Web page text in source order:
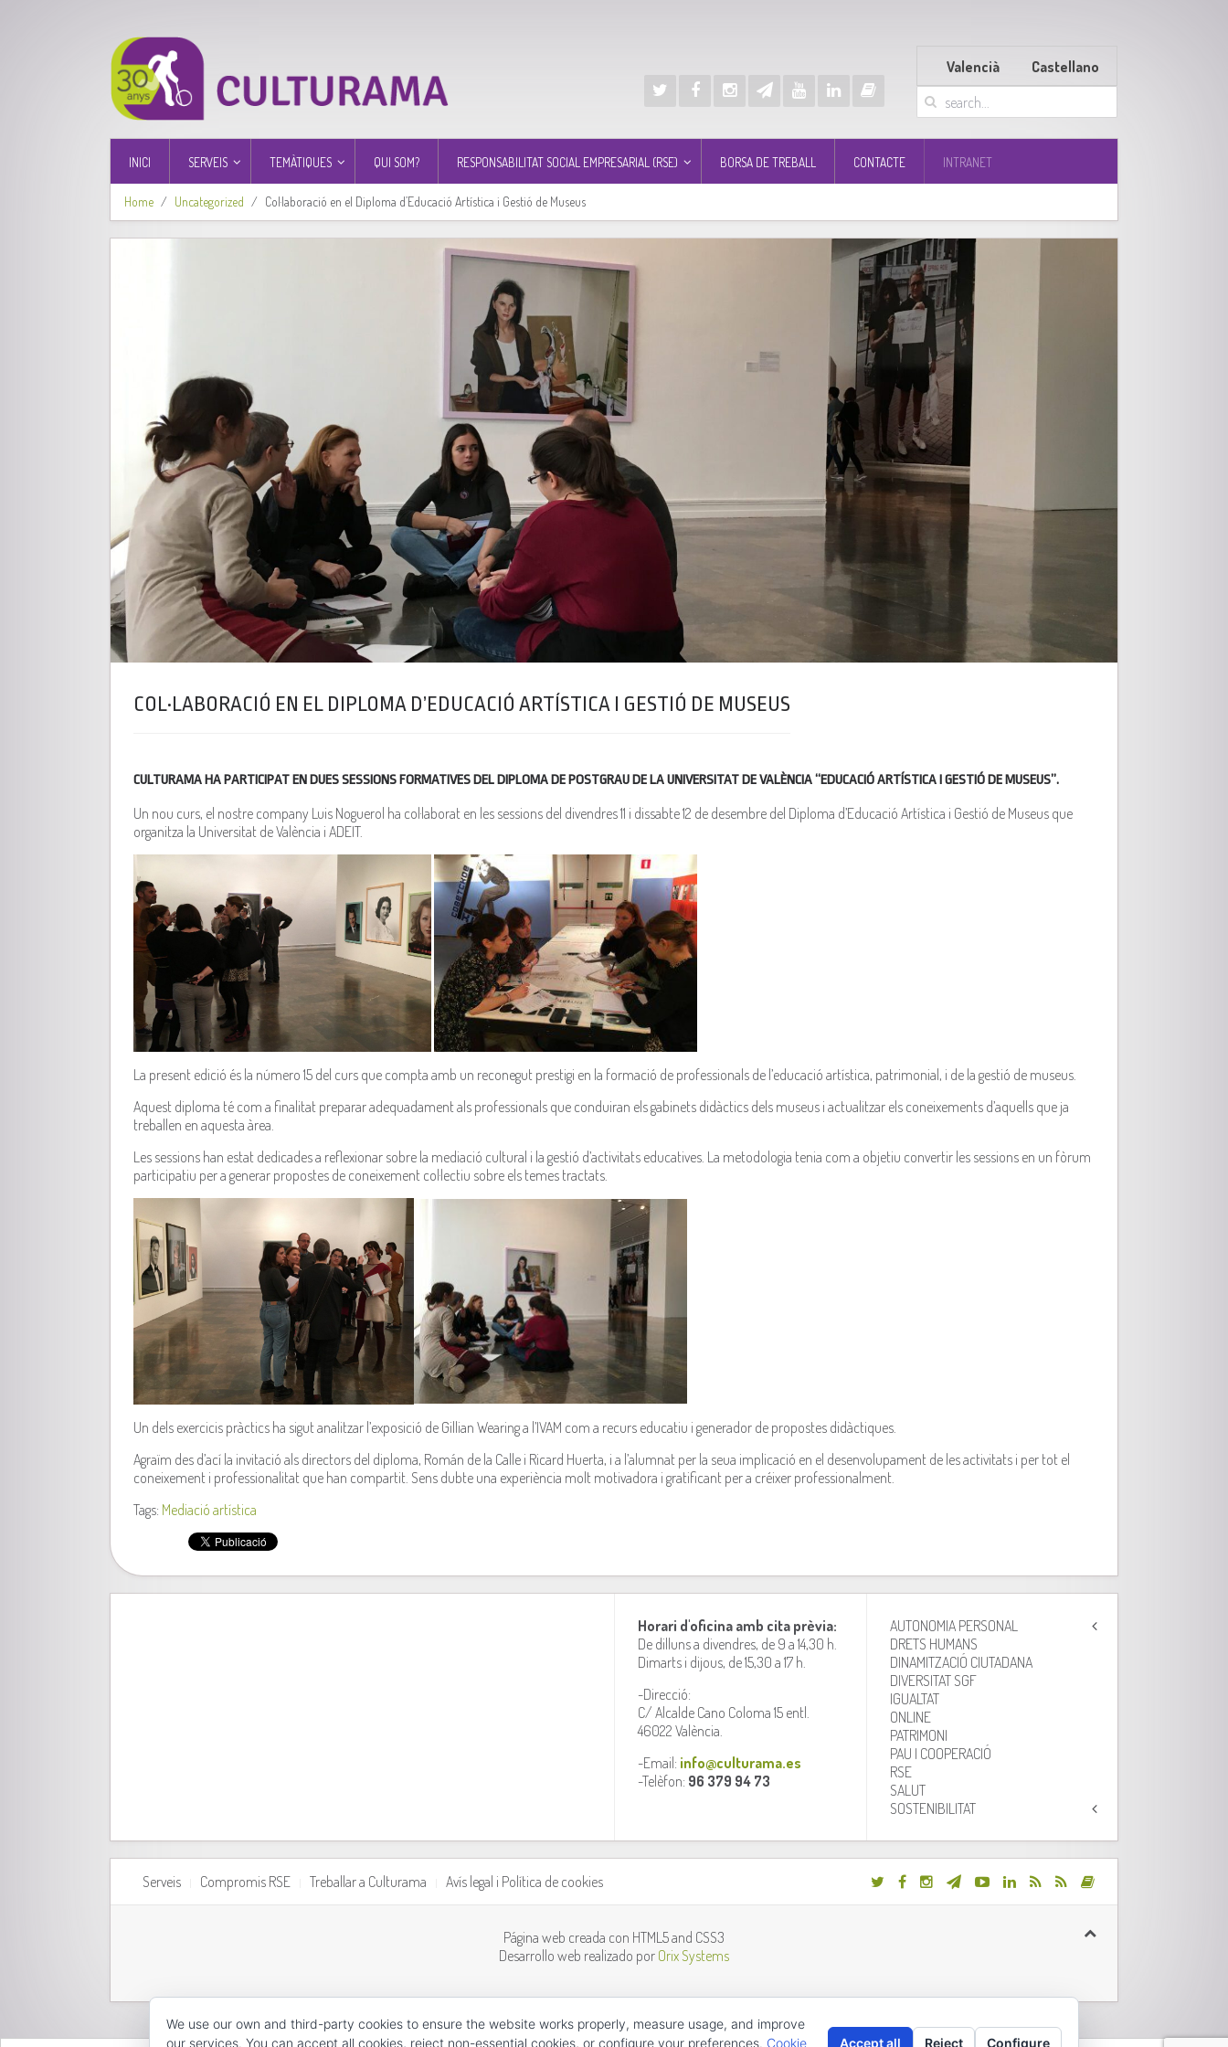
Valencià Castellano
INICI SERVEIS TEMÀTIQUES QUI SOM? RESPONSABILITAT SOCIAL EMPRESARIAL (RSE) BORSA DE TREBALL CONTACTE INTRANET
Home Uncategorized Col·laboració en el Diploma d’Educació Artística i Gestió de Museus
COL·LABORACIÓ EN EL DIPLOMA D’EDUCACIÓ ARTÍSTICA I GESTIÓ DE MUSEUS
CULTURAMA HA PARTICIPAT EN DUES SESSIONS FORMATIVES DEL DIPLOMA DE POSTGRAU DE LA UNIVERSITAT DE VALÈNCIA “EDUCACIÓ ARTÍSTICA I GESTIÓ DE MUSEUS”.
Un nou curs, el nostre company Luis Noguerol ha col·laborat en les sessions del divendres 11 i dissabte 12 de desembre del Diploma d’Educació Artística i Gestió de Museus que
organitza la Universitat de València i ADEIT.
La present edició és la número 15 del curs que compta amb un reconegut prestigi en la formació de professionals de l’educació artística, patrimonial, i de la gestió de museus.
Aquest diploma té com a finalitat preparar adequadament als professionals que conduiran els gabinets didàctics dels museus i actualitzar els coneixements d’aquells que ja
treballen en aquesta àrea.
Les sessions han estat dedicades a reflexionar sobre la mediació cultural i la gestió d’activitats educatives. La metodologia tenia com a objetiu convertir les sessions en un fòrum
participatiu per a generar propostes de coneixement col·lectiu sobre els temes tractats.
Un dels exercicis pràctics ha sigut analitzar l’exposició de Gillian Wearing a l’IVAM com a recurs educatiu i generador de propostes didàctiques.
Agraïm des d’ací la invitació als directors del diploma, Román de la Calle i Ricard Huerta, i a l’alumnat per la seua implicació en el desenvolupament de les activitats i per tot el
coneixement i professionalitat que han compartit. Sens dubte una experiència molt motivadora i gratificant per a créixer professionalment.
Tags: Mediació artística
Horari d'oficina amb cita prèvia:
De dilluns a divendres, de 9 a 14,30 h.
Dimarts i dijous, de 15,30 a 17 h.
-Direcció:
C/ Alcalde Cano Coloma 15 entl.
46022 València.
-Email: info@culturama.es
-Telèfon: 96 379 94 73
AUTONOMIA PERSONAL
DRETS HUMANS
DINAMITZACIÓ CIUTADANA
DIVERSITAT SGF
IGUALTAT
ONLINE
PATRIMONI
PAU I COOPERACIÓ
RSE
SALUT
SOSTENIBILITAT
Serveis Compromis RSE Treballar a Culturama Avís legal i Política de cookies
Página web creada con HTML5 and CSS3
Desarrollo web realizado por Orix Systems
We use our own and third-party cookies to ensure the website works properly, measure usage, and improve
our services. You can accept all cookies, reject non-essential cookies, or configure your preferences. Cookie Accept all Reject Configure